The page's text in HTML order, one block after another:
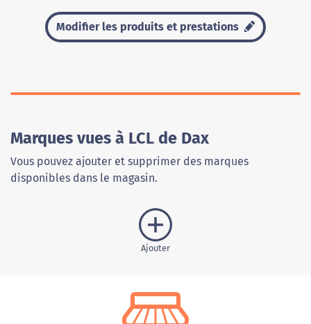
Modifier les produits et prestations
Marques vues à LCL de Dax
Vous pouvez ajouter et supprimer des marques
disponibles dans le magasin.
Ajouter